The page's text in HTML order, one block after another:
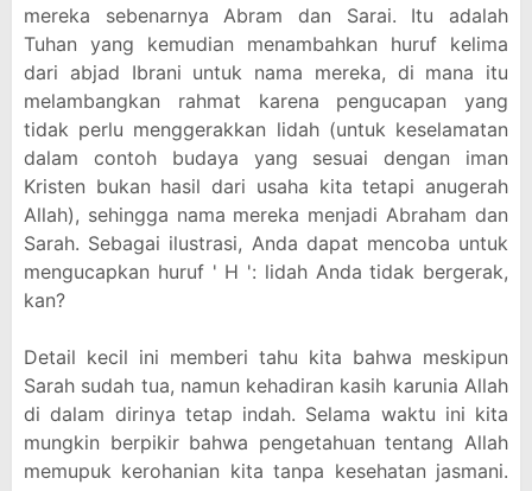
mereka sebenarnya Abram dan Sarai. Itu adalah
Tuhan yang kemudian menambahkan huruf kelima
dari abjad Ibrani untuk nama mereka, di mana itu
melambangkan rahmat karena pengucapan yang
tidak perlu menggerakkan lidah (untuk keselamatan
dalam contoh budaya yang sesuai dengan iman
Kristen bukan hasil dari usaha kita tetapi anugerah
Allah), sehingga nama mereka menjadi Abraham dan
Sarah. Sebagai ilustrasi, Anda dapat mencoba untuk
mengucapkan huruf ' H ': lidah Anda tidak bergerak,
kan?
Detail kecil ini memberi tahu kita bahwa meskipun
Sarah sudah tua, namun kehadiran kasih karunia Allah
di dalam dirinya tetap indah. Selama waktu ini kita
mungkin berpikir bahwa pengetahuan tentang Allah
memupuk kerohanian kita tanpa kesehatan jasmani.